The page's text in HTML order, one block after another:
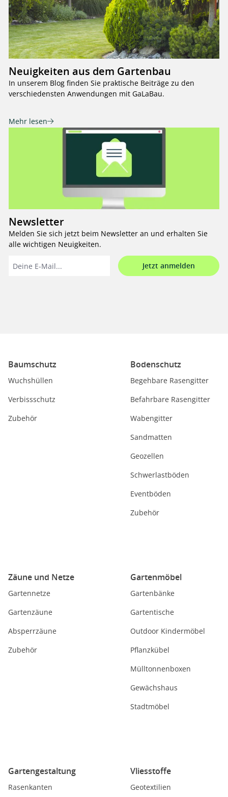
Neuigkeiten aus dem Gartenbau
In unserem Blog finden Sie praktische Beiträge zu den
verschiedensten Anwendungen mit GaLaBau.
Mehr lesen
Newsletter
Melden Sie sich jetzt beim Newsletter an und erhalten Sie
alle wichtigen Neuigkeiten.
Jetzt anmelden
Baumschutz
Wuchshüllen
Verbissschutz
Zubehör
Bodenschutz
Begehbare Rasengitter
Befahrbare Rasengitter
Wabengitter
Sandmatten
Geozellen
Schwerlastböden
Eventböden
Zubehör
Zäune und Netze
Gartennetze
Gartenzäune
Absperrzäune
Zubehör
Gartenmöbel
Gartenbänke
Gartentische
Outdoor Kindermöbel
Pflanzkübel
Mülltonnenboxen
Gewächshaus
Stadtmöbel
Gartengestaltung
Rasenkanten
Vliesstoffe
Geotextilien